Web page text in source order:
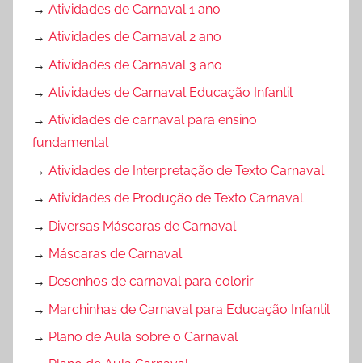
→ Atividades de Carnaval 1 ano
→ Atividades de Carnaval 2 ano
→ Atividades de Carnaval 3 ano
→ Atividades de Carnaval Educação Infantil
→ Atividades de carnaval para ensino
fundamental
→ Atividades de Interpretação de Texto Carnaval
→ Atividades de Produção de Texto Carnaval
→ Diversas Máscaras de Carnaval
→ Máscaras de Carnaval
→ Desenhos de carnaval para colorir
→ Marchinhas de Carnaval para Educação Infantil
→ Plano de Aula sobre o Carnaval